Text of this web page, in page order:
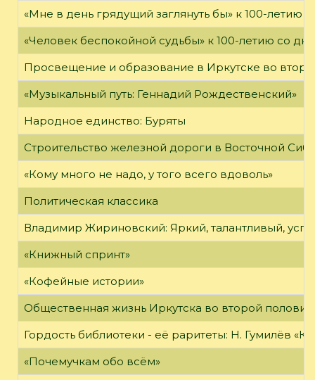
«Мне в день грядущий заглянуть бы» к 100-летию
«Человек беспокойной судьбы» к 100-летию со
Просвещение и образование в Иркутске во
«Музыкальный путь: Геннадий Рождественский»
Народное единство: Буряты
Строительство железной дороги в Восточной
«Кому много не надо, у того всего вдоволь»
Политическая классика
Владимир Жириновский: Яркий, талантливый,
«Книжный спринт»
«Кофейные истории»
Общественная жизнь Иркутска во второй
Гордость библиотеки - её раритеты: Н. Гумилёв
«Почемучкам обо всём»